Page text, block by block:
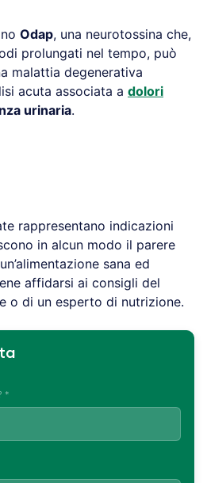
Odap, una neurotossina che,
prolungati nel tempo, può
malattia degenerativa
acuta associata a dolori
urinaria.
rappresentano indicazioni
in alcun modo il parere
sana ed
affidarsi ai consigli del
o di un esperto di nutrizione.
*